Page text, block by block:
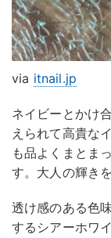
via itnail.jp
ネイビーとかけ
えられて高貴な
も品よくまとま
す。大人の輝き
透け感のある色
するシアーホワ